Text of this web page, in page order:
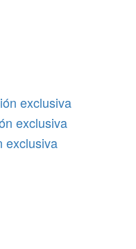
exclusiva
exclusiva
exclusiva